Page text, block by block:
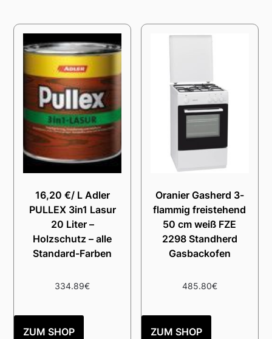
16,20 €/ L Adler
PULLEX 3in1 Lasur
20 Liter –
Holzschutz – alle
Standard-Farben
334.89€
ZUM SHOP
Oranier Gasherd 3-
flammig freistehend
50 cm weiß FZE
2298 Standherd
Gasbackofen
485.80€
ZUM SHOP